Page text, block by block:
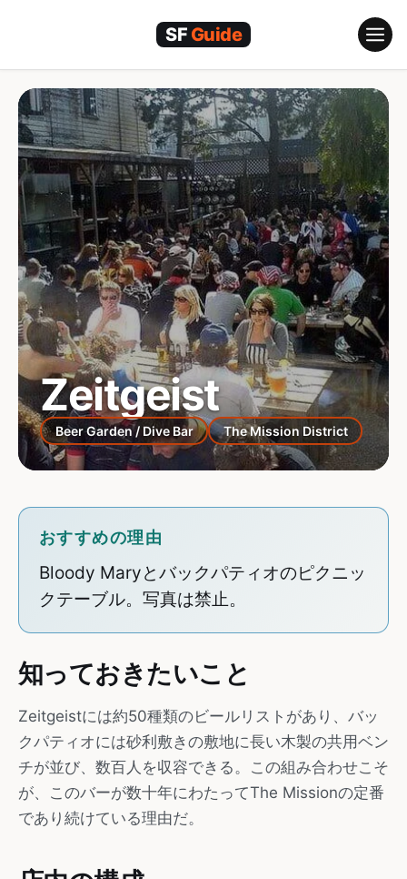
Zeitgeist
Beer Garden / Dive Bar The Mission District
知っておきたいこと
Zeitgeistには約50種類のビールリストがあり、バッ
クパティオには砂利敷きの敷地に長い木製の共用ベン
チが並び、数百人を収容できる。この組み合わせこそ
が、このバーが数十年にわたってThe Missionの定番
であり続けている理由だ。
おすすめの理由
Bloody Maryとバックパティオのピクニッ
クテーブル。写真は禁止。